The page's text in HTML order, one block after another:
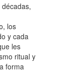
los
y cada
les
ritual y
forma